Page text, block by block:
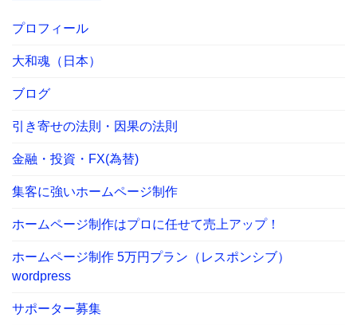
プロフィール
大和魂（日本）
ブログ
引き寄せの法則・因果の法則
金融・投資・FX(為替)
集客に強いホームページ制作
ホームページ制作はプロに任せて売上アップ！
ホームページ制作 5万円プラン（レスポンシブ）
wordpress
サポーター募集